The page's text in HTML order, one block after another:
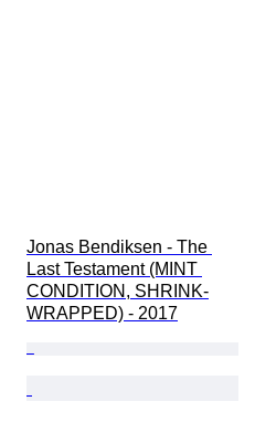
Jonas Bendiksen - The
Last Testament (MINT
CONDITION, SHRINK-
WRAPPED) - 2017